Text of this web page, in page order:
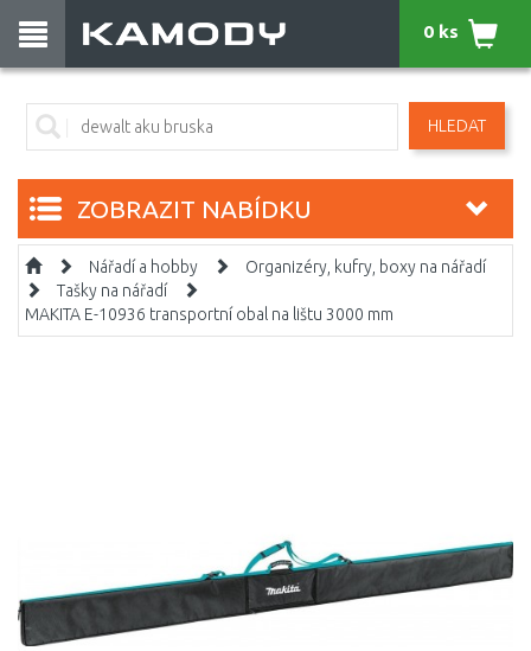
HLEDAT
0 ks
ZOBRAZIT NABÍDKU
Nářadí a hobby
Organizéry, kufry, boxy na nářadí
Tašky na nářadí
MAKITA E-10936 transportní obal na lištu 3000 mm